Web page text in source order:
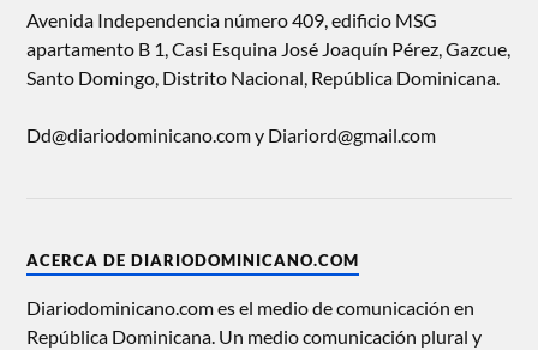
Avenida Independencia número 409, edificio MSG
apartamento B 1, Casi Esquina José Joaquín Pérez, Gazcue,
Santo Domingo, Distrito Nacional, República Dominicana.
Dd@diariodominicano.com y Diariord@gmail.com
ACERCA DE DIARIODOMINICANO.COM
Diariodominicano.com es el medio de comunicación en
República Dominicana. Un medio comunicación plural y